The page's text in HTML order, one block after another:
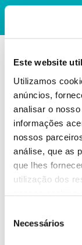
Este website
Utilizamos
anúncios,
analisar o
informações
nossos
análise, que as
que lhes
utilização dos
Necessários